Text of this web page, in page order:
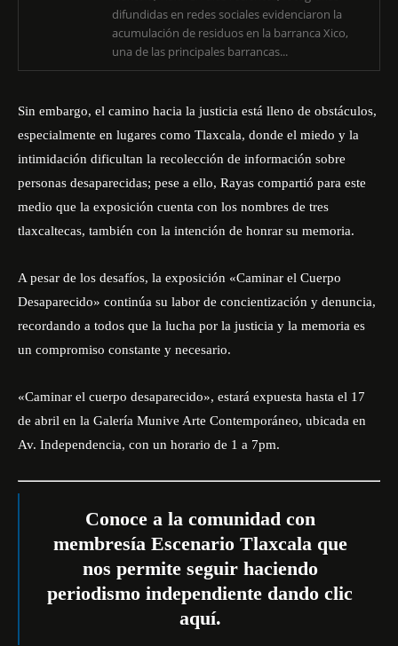
difundidas en redes sociales evidenciaron la
acumulación de residuos en la barranca Xico,
una de las principales barrancas...
Sin embargo, el camino hacia la justicia está lleno de obstáculos,
especialmente en lugares como Tlaxcala, donde el miedo y la
intimidación dificultan la recolección de información sobre
personas desaparecidas; pese a ello, Rayas compartió para este
medio que la exposición cuenta con los nombres de tres
tlaxcaltecas, también con la intención de honrar su memoria.
A pesar de los desafíos, la exposición «Caminar el Cuerpo
Desaparecido» continúa su labor de concientización y denuncia,
recordando a todos que la lucha por la justicia y la memoria es
un compromiso constante y necesario.
«Caminar el cuerpo desaparecido», estará expuesta hasta el 17
de abril en la Galería Munive Arte Contemporáneo, ubicada en
Av. Independencia, con un horario de 1 a 7pm.
Conoce a la comunidad con
membresía Escenario Tlaxcala que
nos permite seguir haciendo
periodismo independiente dando clic
aquí.